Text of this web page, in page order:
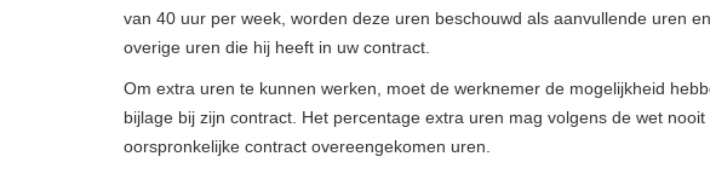
van 40 uur per week, worden deze uren beschouwd als aanvullende uren
overige uren die hij heeft in uw contract.
Om extra uren te kunnen werken, moet de werknemer de mogelijkheid
bijlage bij zijn contract. Het percentage extra uren mag volgens de wet
oorspronkelijke contract overeengekomen uren.